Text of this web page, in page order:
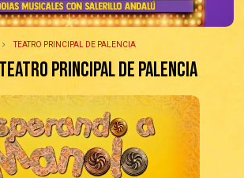
TEATRO PRINCIPAL DE PALENCIA
PRINCIPAL de PALENCIA